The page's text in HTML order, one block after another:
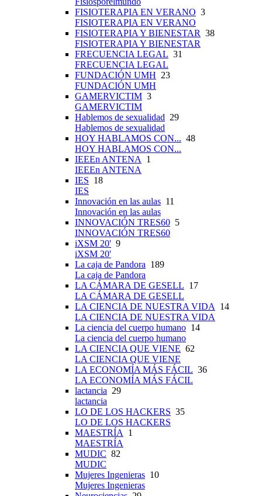
FISIOTERAPIA EN VERANO 3
FISIOTERAPIA EN VERANO
FISIOTERAPIA Y BIENESTAR 38
FISIOTERAPIA Y BIENESTAR
FRECUENCIA LEGAL 31
FRECUENCIA LEGAL
FUNDACIÓN UMH 23
FUNDACIÓN UMH
GAMERVICTIM 3
GAMERVICTIM
Hablemos de sexualidad 29
Hablemos de sexualidad
HOY HABLAMOS CON... 48
HOY HABLAMOS CON...
IEEEn ANTENA
1
IEEEn ANTENA
IES 18
IES
Innovación en las aulas 11
Innovación en las aulas
INNOVACIÓN TRES60 5
INNOVACIÓN TRES60
iXSM 20' 9
iXSM 20'
La caja de Pandora 189
La caja de Pandora
LA CÁMARA DE GESELL 17
LA CÁMARA DE GESELL
LA CIENCIA DE NUESTRA VIDA
14
LA CIENCIA DE NUESTRA VIDA
La ciencia del cuerpo humano 14
La ciencia del cuerpo humano
LA CIENCIA QUE VIENE 62
LA CIENCIA QUE VIENE
LA ECONOMÍA MÁS FÁCIL 36
LA ECONOMÍA MÁS FÁCIL
lactancia 29
lactancia
LO DE LOS HACKERS 35
LO DE LOS HACKERS
MAESTRÍA
1
MAESTRÍA
MUDIC 82
MUDIC
Mujeres Ingenieras 10
Mujeres Ingenieras